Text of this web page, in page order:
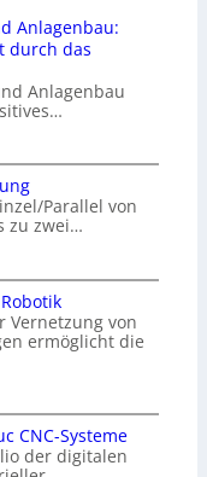
Anlagenbau:
durch das
Anlagenbau
Parallel von
zu zwei…
Vernetzung von
ermöglicht die
CNC-Systeme
der digitalen